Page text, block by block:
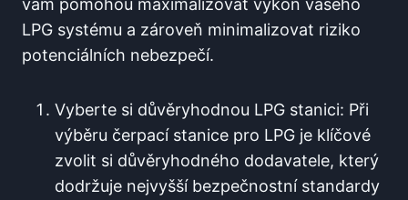
vám pomohou maximalizovat výkon vašeho
LPG systému a ⁣zároveň minimalizovat riziko‌
potenciálních nebezpečí.
Vyberte ⁢si důvěryhodnou LPG stanici: Při
výběru čerpací stanice pro LPG je klíčové
zvolit si důvěryhodného dodavatele, který
dodržuje ⁢nejvyšší bezpečnostní standardy